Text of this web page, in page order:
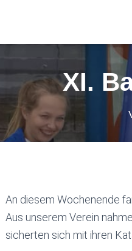
XI.
An diesem Wochenende
Aus unserem Verein
sicherten sich mit ihren